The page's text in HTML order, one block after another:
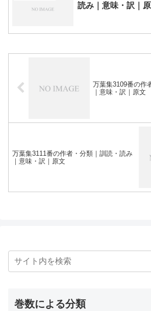
読み｜意味・訳｜
万葉集3109番の作
｜意味・訳｜原文
万葉集3111番の作者・分類｜訓読・読み
｜意味・訳｜原文
巻数による分類